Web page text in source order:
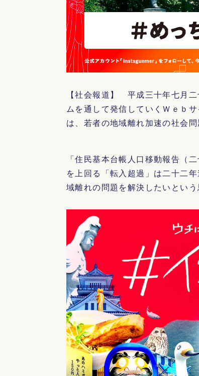
【社会報道】 平成三十年七月
ムを通して発信していくＷｅｂ
は、若者の地域離れ加速の社会問
「住民基本台帳人口移動報告（
を上回る「転入超過」は二十二
域離れの問題を解決したいという